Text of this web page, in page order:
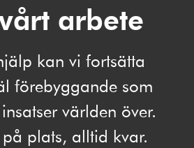
arbete
kan vi fortsätta
förebyggande som
världen över.
plats, alltid kvar.